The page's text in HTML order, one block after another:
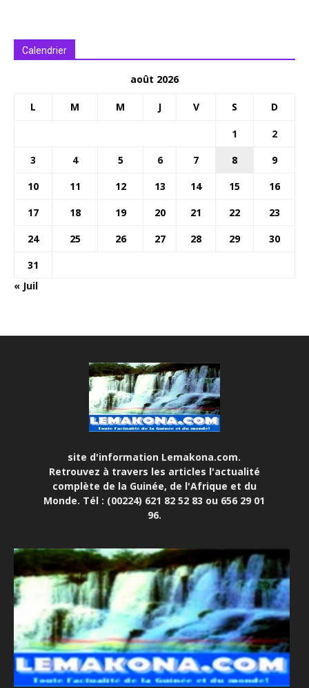
Calendrier
août 2026
L M M J V S D
1
2
3
4 5 6 7 8
9
10
11 12 13 14 15
16
17
18 19 20 21 22
23
24
25 26 27 28 29
30
31
« Juil
site d'information Lemakona.com.
Retrouvez à travers les articles l'actualité
complète de la Guinée, de l'Afrique et du
Monde. Tél : (00224) 621 82 52 83 ou 656 29 01
96.